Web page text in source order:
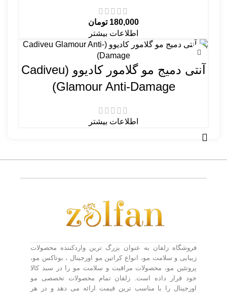
180,000 تومان
اطلاعات بیشتر
آنتی دمیج مو گلامور کادیوو (Cadiveu
Glamour Anti-Damage)
اطلاعات بیشتر
فروشگاه زلفان به عنوان بزرگ ترین واردکننده محصولات
زیبایی و سلامت مو، انواع کراتین مو اورجینال ، بوتاکس مو،
پروتئین مو، محصولات مراقبت و سلامت مو را در سبد کالا
خود قرار داده است. زلفان تمام محصولات تخصصی مو
اورجینال را با مناسب ترین قیمت ارائه می دهد و در هر